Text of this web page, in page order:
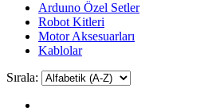
Arduıno Özel Setler
Robot Kitleri
Motor Aksesuarları
Kablolar
Sırala: